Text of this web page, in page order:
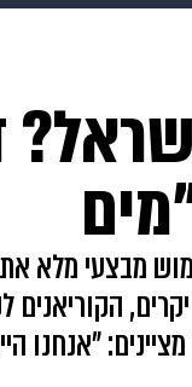
משפט
מבצעי מלא
"אנחנו